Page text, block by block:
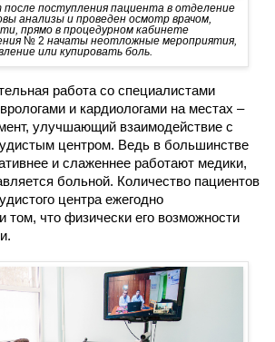
поступления пациента в отделение
анализы и проведен осмотр врачом,
прямо в процедурном кабинете
№ 2 начаты неотложные мероприятия,
или купировать боль.
работа со специалистами
и кардиологами на местах –
улучшающий взаимодействие с
центром. Ведь в большинстве
и слаженнее работают медики,
больной. Количество пациентов
центра ежегодно
том, что физически его возможности